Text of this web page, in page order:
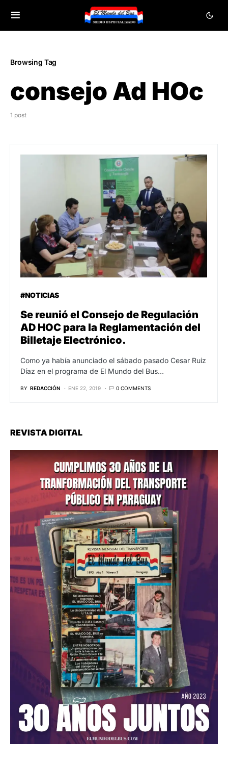
Browsing Tag
consejo Ad HOc
1 post
#NOTICIAS
Se reunió el Consejo de Regulación
AD HOC para la Reglamentación del
Billetaje Electrónico.
Como ya había anunciado el sábado pasado Cesar Ruiz
Díaz en el programa de El Mundo del Bus…
BY REDACCIÓN ENE 22, 2019 0 COMMENTS
REVISTA DIGITAL